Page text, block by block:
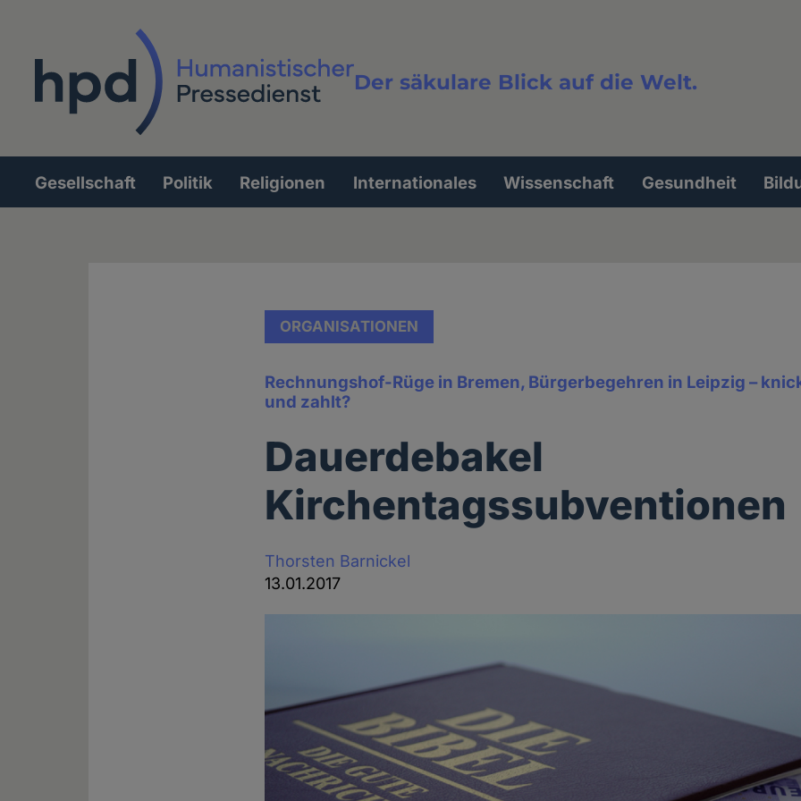
Der säkulare Blick auf die Welt.
Volltextsuche
Hauptnavigation
Gesellschaft Politik Religionen Internationales Wissenschaft Gesundheit
ORGANISATIONEN
Rechnungshof-Rüge in Bremen, Bürgerbegehren in Leipzig –
und zahlt?
Dauerdebakel
Kirchentagssubventionen
Thorsten Barnickel
13.01.2017